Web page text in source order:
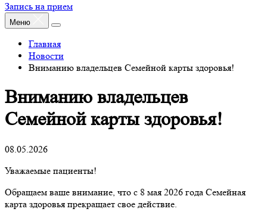
Запись на прием
Меню
Главная
Новости
Вниманию владельцев Семейной карты здоровья!
Вниманию владельцев
Семейной карты здоровья!
08.05.2026
Уважаемые пациенты!
Обращаем ваше внимание, что с 8 мая 2026 года Семейная
карта здоровья прекращает свое действие.